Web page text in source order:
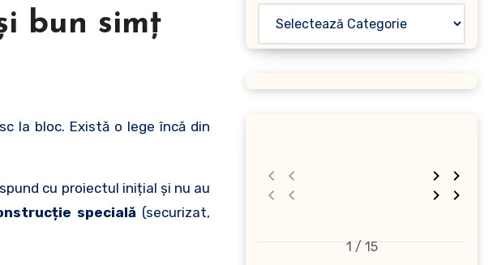
bun simț
cu proiectul inițial și nu au
specială (securizat,
1 / 15